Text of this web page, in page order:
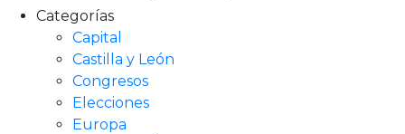
Categorías
Capital
Castilla y León
Congresos
Elecciones
Europa